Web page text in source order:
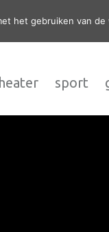
sport
het gebruiken van